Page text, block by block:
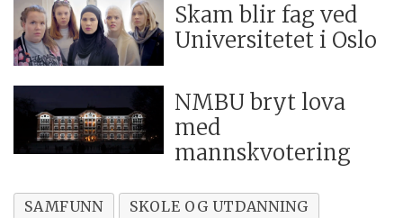
Skam blir fag ved
Universitetet i Oslo
NMBU bryt lova
med
mannskvotering
SAMFUNN SKOLE OG UTDANNING